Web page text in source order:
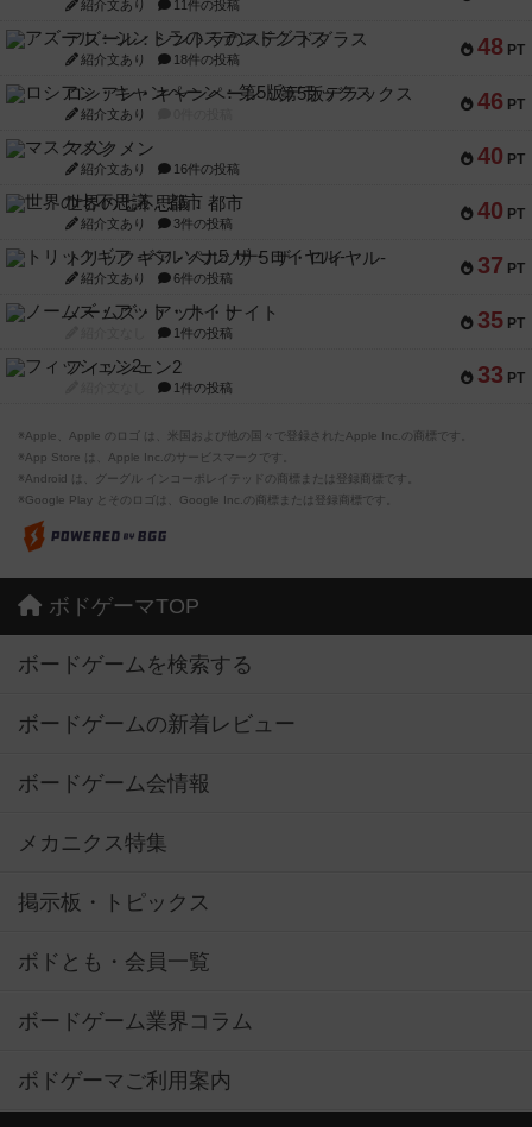
紹介文あり 11件の投稿
48 PT
アズール：シントラのステンドグラス
紹介文あり 18件の投稿
46 PT
ロシアン・キャンペーン：第5版デラックス
紹介文あり
40 PT
マスクメン
紹介文あり 16件の投稿
40 PT
世界の七不思議：都市
紹介文あり 3件の投稿
37 PT
トリックギア - ペルソナ5 ザ・ロイヤル-
紹介文あり 6件の投稿
35 PT
ノームズ・アット・ナイト
1件の投稿
33 PT
フィッシェン2
1件の投稿
※Apple、Apple のロゴ は、米国および他の国々で登録されたApple Inc.の商標です。
※App Store は、Apple Inc.のサービスマークです。
※Android は、グーグル インコーポレイテッドの商標または登録商標です。
※Google Play とそのロゴは、Google Inc.の商標または登録商標です。
ボドゲーマTOP
ボードゲームを検索する
ボードゲームの新着レビュー
ボードゲーム会情報
メカニクス特集
掲示板・トピックス
ボドとも・会員一覧
ボードゲーム業界コラム
ボドゲーマご利用案内